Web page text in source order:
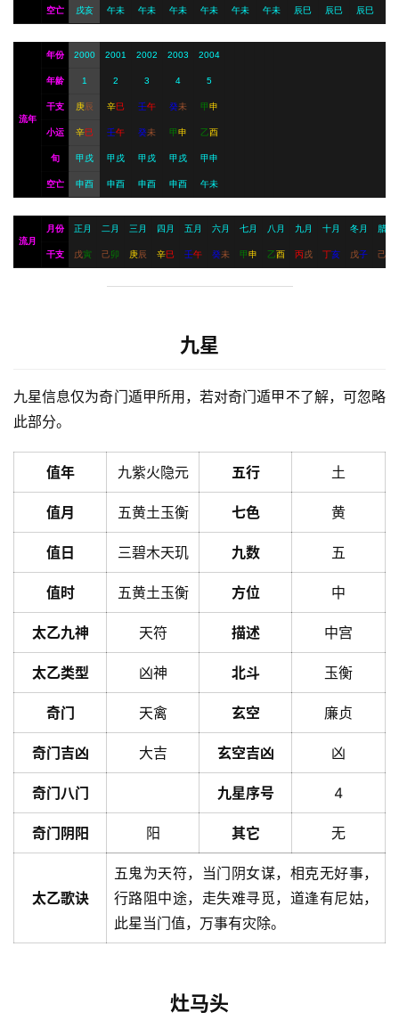
空亡 戌亥 午未 午未 午未 午未 午未 午未 辰巳 辰巳 辰巳
流年
年份 2000 2001 2002 2003 2004
年龄 1 2 3 4 5
干支 庚辰 辛巳 壬午 癸未 甲申
小运 辛巳 壬午 癸未 甲申 乙酉
旬 甲戌 甲戌 甲戌 甲戌 甲申
空亡 申酉 申酉 申酉 申酉 午未
流月
月份 正月 二月 三月 四月 五月 六月 七月 八月 九月 十月 冬月 腊月
干支 戊寅 己卯 庚辰 辛巳 壬午 癸未 甲申 乙酉 丙戌 丁亥 戊子 己
九星
九星信息仅为奇门遁甲所用，若对奇门遁甲不了解，可忽略
此部分。
值年 九紫火隐元 五行 土
值月 五黄土玉衡 七色 黄
值日 三碧木天玑 九数 五
值时 五黄土玉衡 方位 中
太乙九神 天符 描述 中宫
太乙类型 凶神 北斗 玉衡
奇门 天禽 玄空 廉贞
奇门吉凶 大吉 玄空吉凶 凶
奇门八门 九星序号 4
奇门阴阳 阳 其它 无
太乙歌诀
五鬼为天符，当门阴女谋，相克无好事，
行路阻中途，走失难寻觅，道逢有尼姑，
此星当门值，万事有灾除。
灶马头